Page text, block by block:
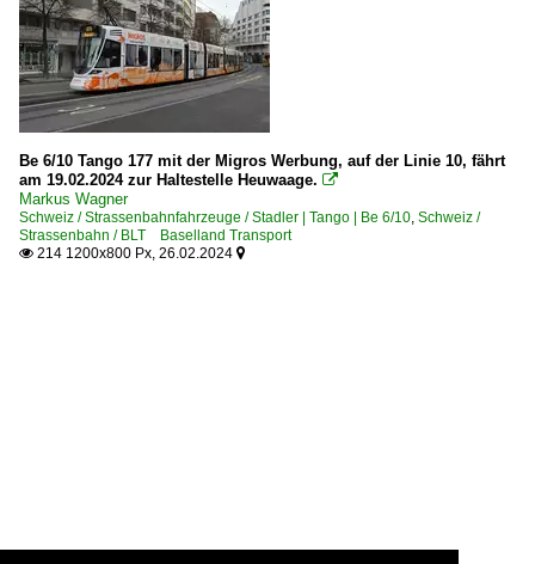
Be 6/10 Tango 177 mit der Migros Werbung, auf der Linie 10, fährt
am 19.02.2024 zur Haltestelle Heuwaage. 
Markus Wagner
Schweiz / Strassenbahnfahrzeuge / Stadler | Tango | Be 6/10, Schweiz /
Strassenbahn / BLT Baselland Transport
 214 1200x800 Px, 26.02.2024 